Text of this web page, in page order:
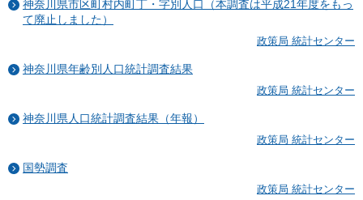
神奈川県市区町村内町丁・字別人口（本調査は平成21年度をもっ
て廃止しました）
政策局 統計センター
神奈川県年齢別人口統計調査結果
政策局 統計センター
神奈川県人口統計調査結果（年報）
政策局 統計センター
国勢調査
政策局 統計センター